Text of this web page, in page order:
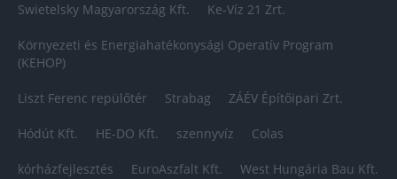
Swietelsky Magyarország Kft. Ke-Víz 21 Zrt.
Környezeti és Energiahatékonysági Operatív Program
(KEHOP)
Liszt Ferenc repülőtér Strabag ZÁÉV Építőipari Zrt.
Hódút Kft. HE-DO Kft. szennyvíz Colas
kórházfejlesztés EuroAszfalt Kft. West Hungária Bau Kft.